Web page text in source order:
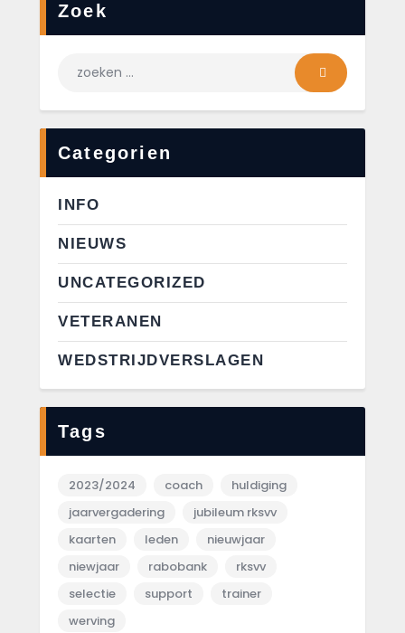
Zoek
Categorien
INFO
NIEUWS
UNCATEGORIZED
VETERANEN
WEDSTRIJDVERSLAGEN
Tags
2023/2024 coach
huldiging
jaarvergadering
jubileum rksvv
kaarten
leden
nieuwjaar
niewjaar
rabobank
rksvv
selectie
support
trainer
werving